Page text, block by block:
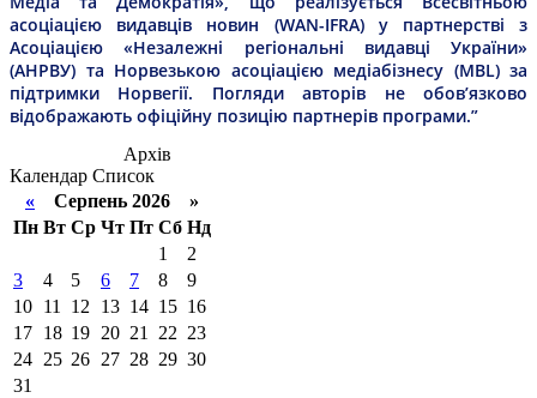
асоціацією видавців новин (WAN-IFRA) у партнерстві з
Асоціацією «Незалежні регіональні видавці України»
(АНРВУ) та Норвезькою асоціацією медіабізнесу (MBL) за
підтримки Норвегії. Погляди авторів не обов’язково
відображають офіційну позицію партнерів програми.”
Архів
Календар Список
« Серпень 2026 »
Пн Вт Ср Чт Пт Сб Нд
1
2
3
4 5 6 7 8
9
10 11 12 13 14 15 16
17 18 19 20 21 22 23
24 25 26 27 28 29 30
31